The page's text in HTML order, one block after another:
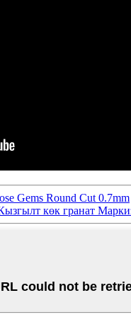
Gems Round Cut 0.7mm
көк гранат